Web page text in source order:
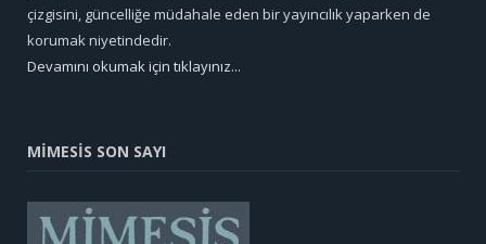
çizgisini, güncelliğe müdahale eden bir yayıncılık yaparken de
korumak niyetindedir.
Devamını okumak için tıklayınız...
MİMESİS SON SAYI